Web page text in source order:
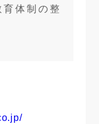
体制の整